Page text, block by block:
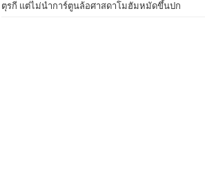
ประชุมสภาองค์การบริหารส่วนจังหวัดระยอง ครั้งแรก
ตุรกี แต่ไม่นำการ์ตูนล้อศาสดาโมฮัมหมัดขึ้นปก